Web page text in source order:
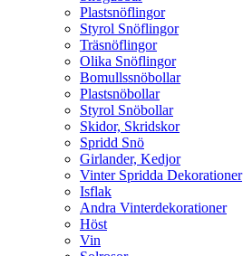
Plastsnöflingor
Styrol Snöflingor
Träsnöflingor
Olika Snöflingor
Bomullssnöbollar
Plastsnöbollar
Styrol Snöbollar
Skidor, Skridskor
Spridd Snö
Girlander, Kedjor
Vinter Spridda Dekorationer
Isflak
Andra Vinterdekorationer
Höst
Vin